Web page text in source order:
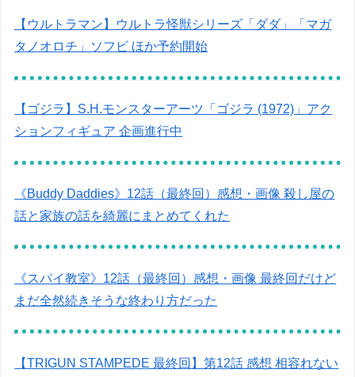
【ウルトラマン】ウルトラ怪獣シリーズ「ダダ」「マガ
タノオロチ」ソフビ ほか予約開始
【ゴジラ】S.H.モンスターアーツ「ゴジラ (1972)」アク
ションフィギュア 企画進行中
《Buddy Daddies》12話（最終回）感想・画像 殺し屋の
話と家族の話を綺麗にまとめてくれた
《スパイ教室》12話（最終回）感想・画像 最終回だけど
まだ全然続きそうな終わり方だった
【TRIGUN STAMPEDE 最終回】第12話 感想 相容れない